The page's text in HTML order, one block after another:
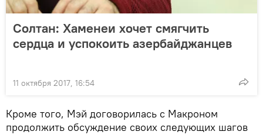
Солтан: Хаменеи хочет смягчить
сердца и успокоить азербайджанцев
11 октября 2017, 16:54
Кроме того, Мэй договорилась с Макроном
продолжить обсуждение своих следующих шагов